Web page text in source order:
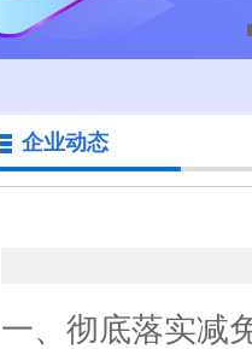
企业动态
一、彻底落实减